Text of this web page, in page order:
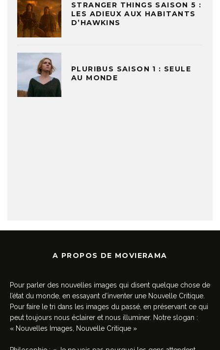
STRANGER THINGS SAISON 5 :
LES ADIEUX AUX HABITANTS
D’HAWKINS
PLURIBUS SAISON 1 : SEULE
AU MONDE
A PROPOS DE MOVIERAMA
Pour parler des nouvelles images qui disent quelque chose de
l’état du monde, en essayant d’inventer une Nouvelle Critique.
Pour faire le tri dans les images du passé, en préservant ce qui
peut toujours nous éclairer et nous illuminer. Notre slogan :
« Nouvelles Images, Nouvelle Critique »